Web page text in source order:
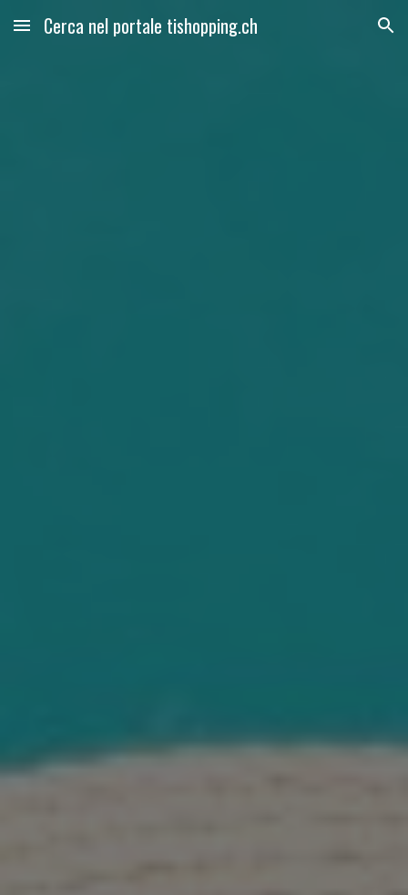
Skip to main content Skip to navigation
Cerca nel portale tishopping.ch